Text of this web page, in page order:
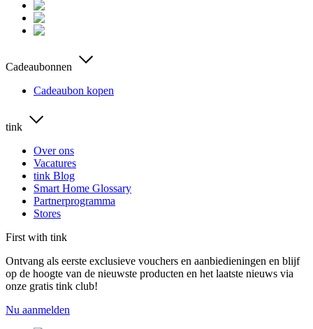
Cadeaubonnen
Cadeaubon kopen
tink
Over ons
Vacatures
tink Blog
Smart Home Glossary
Partnerprogramma
Stores
First with tink
Ontvang als eerste exclusieve vouchers en aanbiedieningen en blijf
op de hoogte van de nieuwste producten en het laatste nieuws via
onze gratis tink club!
Nu aanmelden